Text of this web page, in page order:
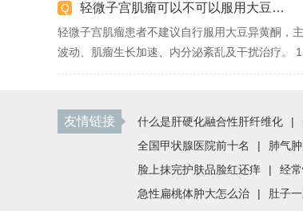
轻微子宫肌瘤可以不可以服用大豆异黄酮吗
轻微子宫肌瘤患者不建议自行服用大豆异黄酮，
波动、肌瘤生长加速、内分泌紊乱及干扰治疗。 1
友情链接 什么是肝硬化融合性肝纤维化 |
全国甲状腺医院前十名
| 肺气
脸上抹完护肤品脸红还痒
| 经
急性扁桃体肿大怎么治
| 肚子